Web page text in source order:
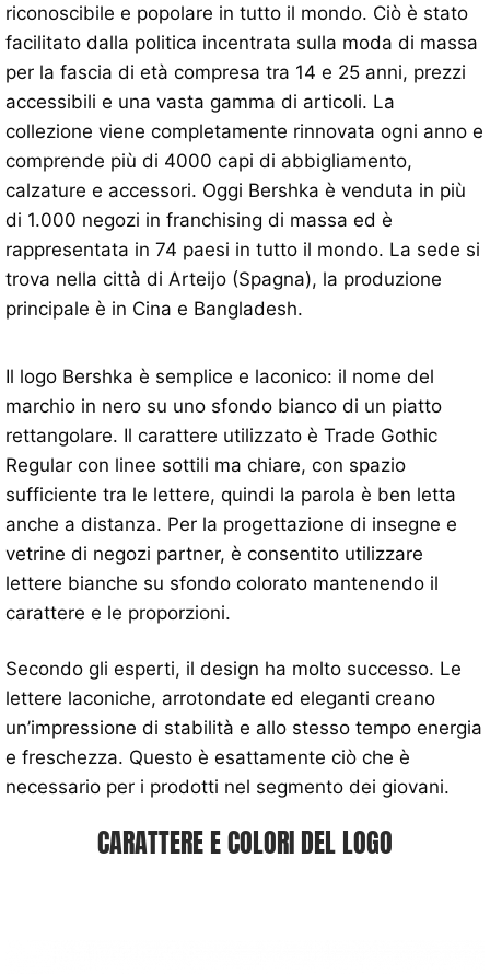
riconoscibile e popolare in tutto il mondo. Ciò è stato
facilitato dalla politica incentrata sulla moda di massa
per la fascia di età compresa tra 14 e 25 anni, prezzi
accessibili e una vasta gamma di articoli. La
collezione viene completamente rinnovata ogni anno e
comprende più di 4000 capi di abbigliamento,
calzature e accessori. Oggi Bershka è venduta in più
di 1.000 negozi in franchising di massa ed è
rappresentata in 74 paesi in tutto il mondo. La sede si
trova nella città di Arteijo (Spagna), la produzione
principale è in Cina e Bangladesh.
Il logo Bershka è semplice e laconico: il nome del
marchio in nero su uno sfondo bianco di un piatto
rettangolare. Il carattere utilizzato è Trade Gothic
Regular con linee sottili ma chiare, con spazio
sufficiente tra le lettere, quindi la parola è ben letta
anche a distanza. Per la progettazione di insegne e
vetrine di negozi partner, è consentito utilizzare
lettere bianche su sfondo colorato mantenendo il
carattere e le proporzioni.
Secondo gli esperti, il design ha molto successo. Le
lettere laconiche, arrotondate ed eleganti creano
un’impressione di stabilità e allo stesso tempo energia
e freschezza. Questo è esattamente ciò che è
necessario per i prodotti nel segmento dei giovani.
CARATTERE E COLORI DEL LOGO